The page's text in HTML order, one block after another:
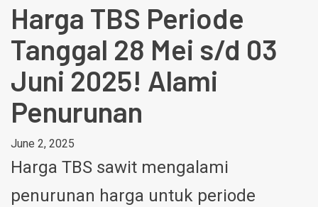
Harga TBS Periode
Tanggal 28 Mei s/d 03
Juni 2025! Alami
Penurunan
June 2, 2025
Harga TBS sawit mengalami
penurunan harga untuk periode